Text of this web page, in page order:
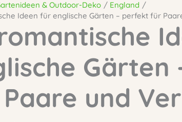
& Outdoor-Deko
England
Ideen für englische Gärten – perfekt für
Gärten
und